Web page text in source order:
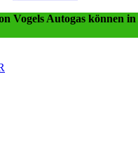
Vogels Autogas können in